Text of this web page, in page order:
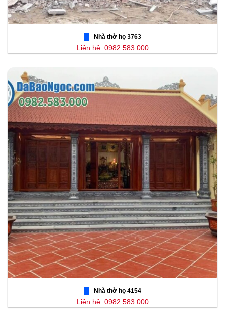
Nhà thờ họ 3763
Liên hệ: 0982.583.000
Nhà thờ họ 4154
Liên hệ: 0982.583.000